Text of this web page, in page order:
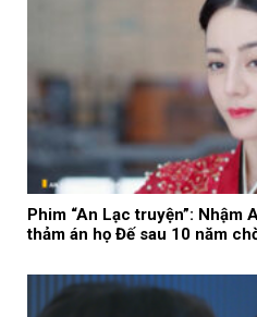
Phim “An Lạc truyện”: Nhậm
thảm án họ Đế sau 10 năm